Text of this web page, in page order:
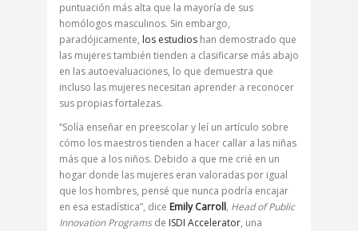
puntuación más alta que la mayoría de sus
homólogos masculinos. Sin embargo,
paradójicamente, los estudios han demostrado que
las mujeres también tienden a clasificarse más abajo
en las autoevaluaciones, lo que demuestra que
incluso las mujeres necesitan aprender a reconocer
sus propias fortalezas.
“Solía enseñar en preescolar y leí un artículo sobre
cómo los maestros tienden a hacer callar a las niñas
más que a los niños. Debido a que me crié en un
hogar donde las mujeres eran valoradas por igual
que los hombres, pensé que nunca podría encajar
en esa estadística”, dice Emily Carroll, Head of Public
Innovation Programsde ISDI Accelerator, una